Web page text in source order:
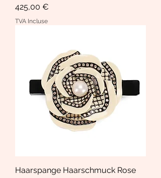
Prix
425,00 €
TVA Incluse
Haarspange Haarschmuck Rose